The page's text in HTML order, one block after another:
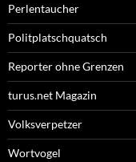
Perlentaucher
Politplatschquatsch
Reporter ohne Grenzen
turus.net Magazin
Volksverpetzer
Wortvogel